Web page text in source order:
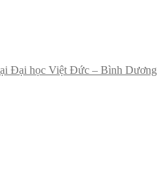
Đại học Việt Đức – Bình Dương